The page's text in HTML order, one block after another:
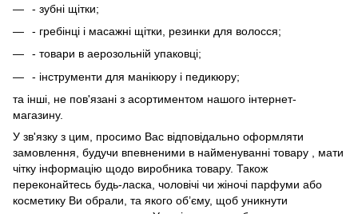
- зубні щітки;
- гребінці і масажні щітки, резинки для волосся;
- товари в аерозольній упаковці;
- інструменти для манікюру і педикюру;
та інші, не пов'язані з асортиментом нашого інтернет-
магазину.
У зв'язку з цим, просимо Вас відповідально оформляти
замовлення, будучи впевненими в найменуванні товару , мати
чітку інформацію щодо виробника товару. Також
переконайтесь будь-ласка, чоловічі чи жіночі парфуми або
косметику Ви обрали, та якого об’єму, щоб уникнути